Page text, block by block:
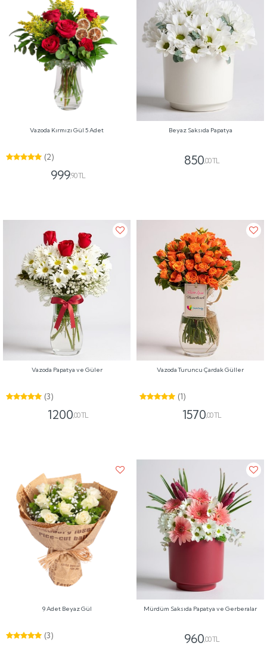
Vazoda Kırmızı Gül 5 Adet
(2)
999,90 TL
Beyaz Saksıda Papatya
850,00 TL
Vazoda Papatya ve Güler
(3)
1200,00 TL
Vazoda Turuncu Çardak Güller
(1)
1570,00 TL
9 Adet Beyaz Gül
(3)
Mürdüm Saksıda Papatya ve Gerberalar
960,00 TL